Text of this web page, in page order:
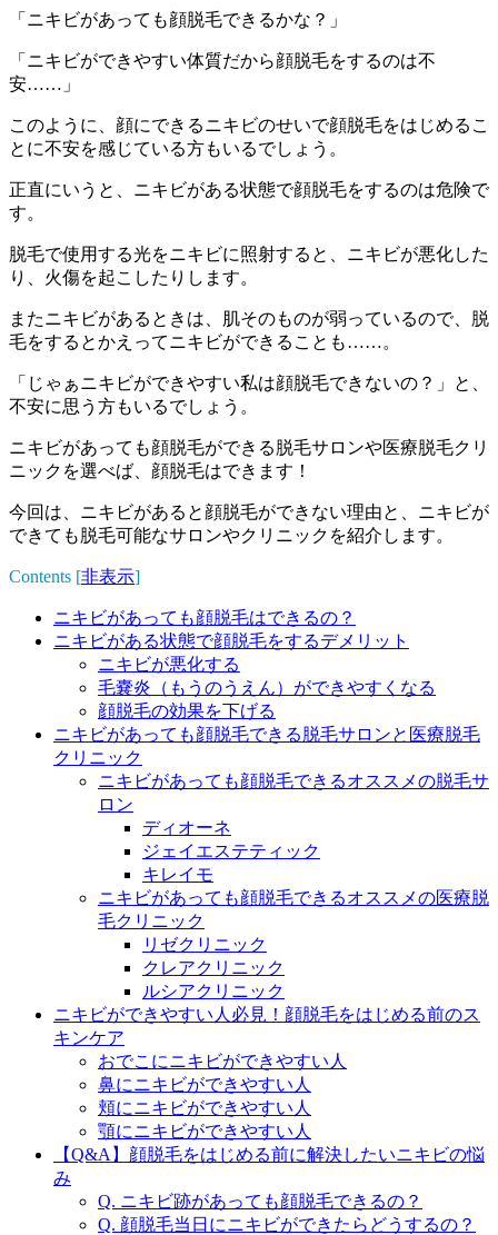
「ニキビがあっても顔脱毛できるかな？」
「ニキビができやすい体質だから顔脱毛をするのは不
安……」
このように、顔にできるニキビのせいで顔脱毛をはじめるこ
とに不安を感じている方もいるでしょう。
正直にいうと、 ニキビがある状態で顔脱毛をするのは危険で
す。
脱毛で使用する光をニキビに照射すると、ニキビが悪化した
り、火傷を起こしたりします。
またニキビがあるときは、肌そのものが弱っているので、脱
毛をするとかえってニキビができることも……。
「じゃぁニキビができやすい私は顔脱毛できないの？」
と、
不安に思う方もいるでしょう。
ニキビがあっても顔脱毛ができる脱毛サロンや医療脱毛クリ
ニックを選べば、 顔脱毛はできます！
今回は、ニキビがあると顔脱毛ができない理由と、ニキビが
できても脱毛可能なサロンやクリニックを紹介します。
Contents [非表示]
ニキビがあっても顔脱毛はできるの？
ニキビがある状態で顔脱毛をするデメリット
ニキビが悪化する
毛嚢炎（もうのうえん）ができやすくなる
顔脱毛の効果を下げる
ニキビがあっても顔脱毛できる脱毛サロンと医療脱毛
クリニック
ニキビがあっても顔脱毛できるオススメの脱毛サ
ロン
ディオーネ
ジェイエステティック
キレイモ
ニキビがあっても顔脱毛できるオススメの医療脱
毛クリニック
リゼクリニック
クレアクリニック
ルシアクリニック
ニキビができやすい人必見！顔脱毛をはじめる前のス
キンケア
おでこにニキビができやすい人
鼻にニキビができやすい人
頬にニキビができやすい人
顎にニキビができやすい人
【Q&A】顔脱毛をはじめる前に解決したいニキビの悩
み
Q. ニキビ跡があっても顔脱毛できるの？
Q. 顔脱毛当日にニキビができたらどうするの？